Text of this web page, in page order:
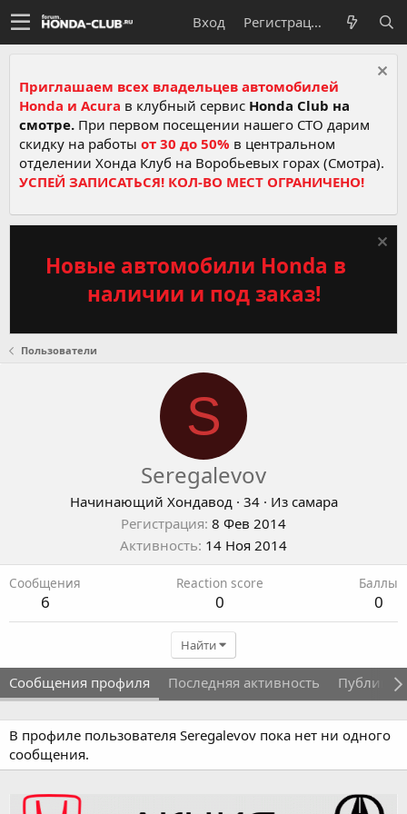
Вход Регистрация
Приглашаем всех владельцев автомобилей
Honda и Acura в клубный сервис Honda Club на
смотре. При первом посещении нашего СТО дарим
скидку на работы от 30 до 50% в центральном
отделении Хонда Клуб на Воробьевых горах (Смотра).
УСПЕЙ ЗАПИСАТЬСЯ! КОЛ-ВО МЕСТ ОГРАНИЧЕНО!
Новые автомобили Honda в
наличии и под заказ!
Пользователи
S
Seregalevov
Начинающий Хондавод · 34 · Из самара
Регистрация 8 Фев 2014
Активность 14 Ноя 2014
Сообщения
6
Reaction score
0
Баллы
0
Найти
Сообщения профиля Последняя активность
В профиле пользователя Seregalevov пока нет ни одного
сообщения.